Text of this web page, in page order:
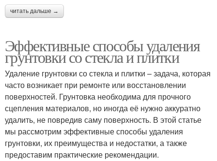
читать дальше →
Эффективные способы удаления
грунтовки со стекла и плитки
Удаление грунтовки со стекла и плитки – задача, которая
часто возникает при ремонте или восстановлении
поверхностей. Грунтовка необходима для прочного
сцепления материалов, но иногда её нужно аккуратно
удалить, не повредив саму поверхность. В этой статье
мы рассмотрим эффективные способы удаления
грунтовки, их преимущества и недостатки, а также
предоставим практические рекомендации.